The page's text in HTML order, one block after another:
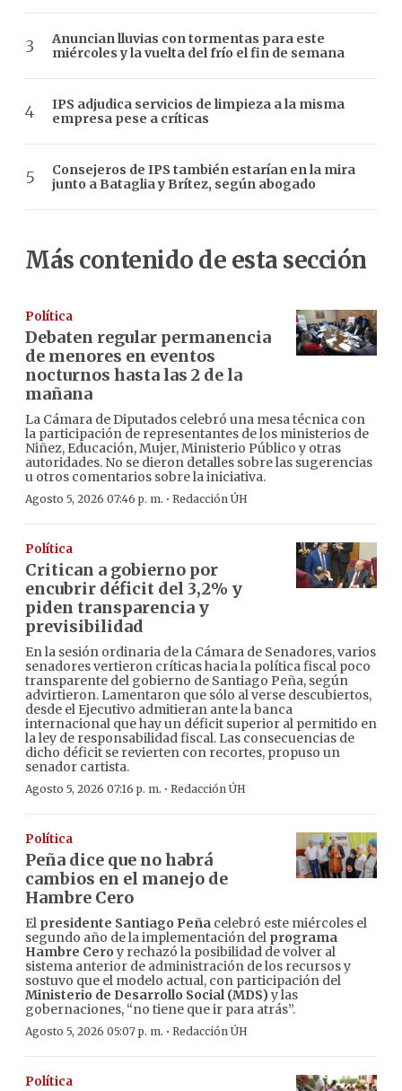
Anuncian lluvias con tormentas para este
miércoles y la vuelta del frío el fin de semana
IPS adjudica servicios de limpieza a la misma
empresa pese a críticas
Consejeros de IPS también estarían en la mira
junto a Bataglia y Brítez, según abogado
Más contenido de esta sección
Política
Debaten regular permanencia
de menores en eventos
nocturnos hasta las 2 de la
mañana
La Cámara de Diputados celebró una mesa técnica con
la participación de representantes de los ministerios de
Niñez, Educación, Mujer, Ministerio Público y otras
autoridades. No se dieron detalles sobre las sugerencias
u otros comentarios sobre la iniciativa.
Agosto 5, 2026 07:46 p. m. · Redacción ÚH
Política
Critican a gobierno por
encubrir déficit del 3,2% y
piden transparencia y
previsibilidad
En la sesión ordinaria de la Cámara de Senadores, varios
senadores vertieron críticas hacia la política fiscal poco
transparente del gobierno de Santiago Peña, según
advirtieron. Lamentaron que sólo al verse descubiertos,
desde el Ejecutivo admitieran ante la banca
internacional que hay un déficit superior al permitido en
la ley de responsabilidad fiscal. Las consecuencias de
dicho déficit se revierten con recortes, propuso un
senador cartista.
Agosto 5, 2026 07:16 p. m. · Redacción ÚH
Política
Peña dice que no habrá
cambios en el manejo de
Hambre Cero
El presidente Santiago Peña celebró este miércoles el
segundo año de la implementación del programa
Hambre Cero y rechazó la posibilidad de volver al
sistema anterior de administración de los recursos y
sostuvo que el modelo actual, con participación del
Ministerio de Desarrollo Social (MDS)y las
gobernaciones, “no tiene que ir para atrás”.
Agosto 5, 2026 05:07 p. m. · Redacción ÚH
Política